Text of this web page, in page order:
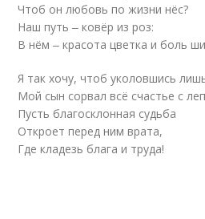
Чтоб он любовь по жизни нёс?
Наш путь ‒ ковёр из роз:
В нём ‒ красота цветка и боль
Я так хочу, чтоб уколовшись
Мой сын сорвал всё счастье с
Пусть благосклонная судьба
Откроет перед ним врата,
Где кладезь блага и труда!